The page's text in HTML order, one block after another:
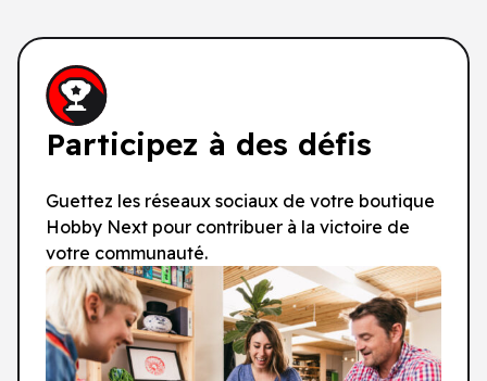
Participez à des défis
Guettez les réseaux sociaux de votre boutique
Hobby Next pour contribuer à la victoire de
votre communauté.